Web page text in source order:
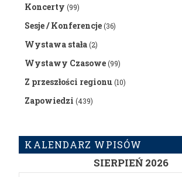
Koncerty (99)
Sesje / Konferencje(36)
Wystawa stała(2)
Wystawy Czasowe(99)
Z przeszłości regionu(10)
Zapowiedzi (439)
KALENDARZ WPISÓW
SIERPIEŃ 2026